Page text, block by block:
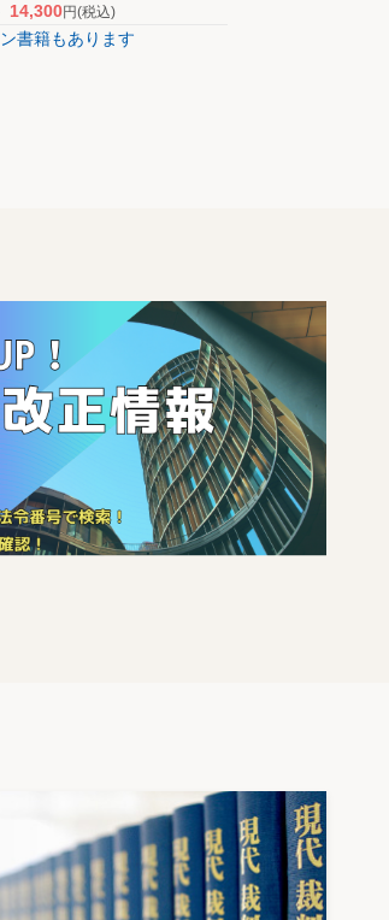
14,300円(税込)
書籍もあります